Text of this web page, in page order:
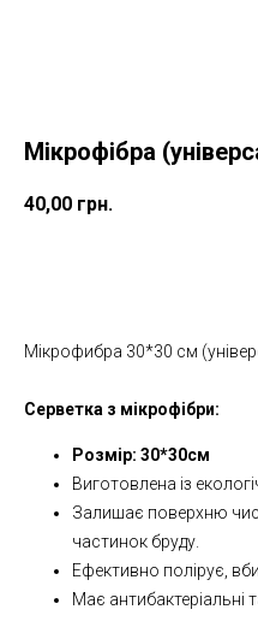
Мікрофібра
40,00 грн.
Мікрофибра 30*30 см
Серветка з мікрофібри:
Розмір: 30*30см
Виготовлена із
Залишає поверхню
частинок бруду.
Ефективно полірує,
Має антибактеріальні